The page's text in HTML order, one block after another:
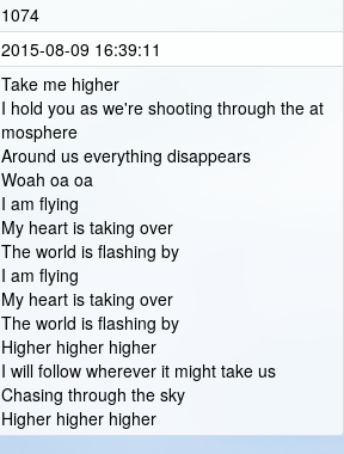
1074
2015-08-09 16:39:11
Take me higher
I hold you as we're shooting through the at
mosphere
Around us everything disappears
Woah oa oa
I am flying
My heart is taking over
The world is flashing by
I am flying
My heart is taking over
The world is flashing by
Higher higher higher
I will follow wherever it might take us
Chasing through the sky
Higher higher higher